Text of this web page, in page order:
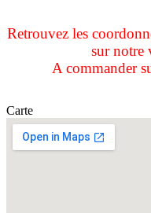
Retrouvez les
sur notre
A commander
Carte